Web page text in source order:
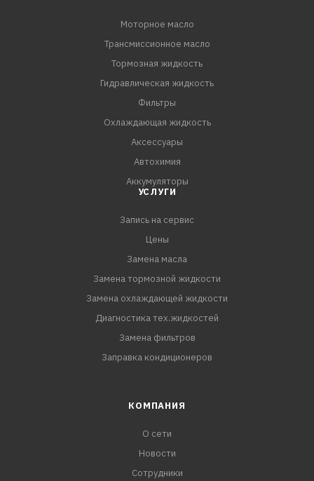
Моторное масло
Трансмиссионное масло
Тормозная жидкость
Гидравлическая жидкость
Фильтры
Охлаждающая жидкость
Аксессуары
Автохимия
Аккумуляторы
УСЛУГИ
Запись на сервис
Цены
Замена масла
Замена тормозной жидкости
Замена охлаждающей жидкости
Диагностика тех.жидкостей
Замена фильтров
Заправка кондиционеров
КОМПАНИЯ
О сети
Новости
Сотрудники